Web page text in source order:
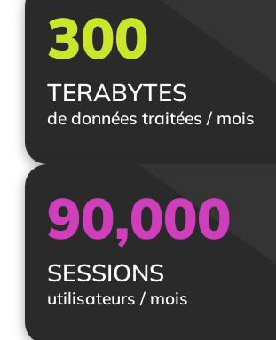
300
TERABYTES
de données traitées / mois
90,000
SESSIONS
utilisateurs / mois